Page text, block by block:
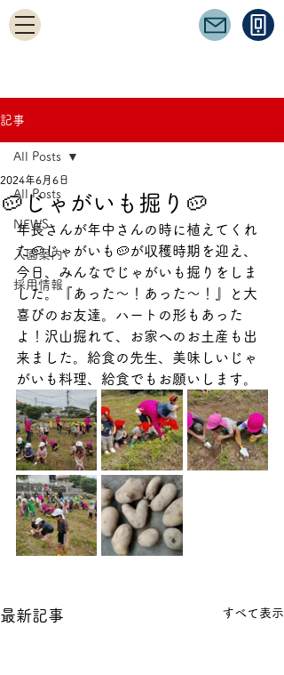
記事
All Posts
NEWS
入園案内
採用情報
All Posts
🥔じゃがいも掘り🥔
2024年6月6日
年長さんが年中さんの時に植えてくれ
た🥔じゃがいも🥔が収穫時期を迎え、
今日、みんなでじゃがいも掘りをしま
した。『あった～！あった～！』と大
喜びのお友達。ハートの形もあった
よ！沢山掘れて、お家へのお土産も出
来ました。給食の先生、美味しいじゃ
がいも料理、給食でもお願いします。
最新記事 すべて表示